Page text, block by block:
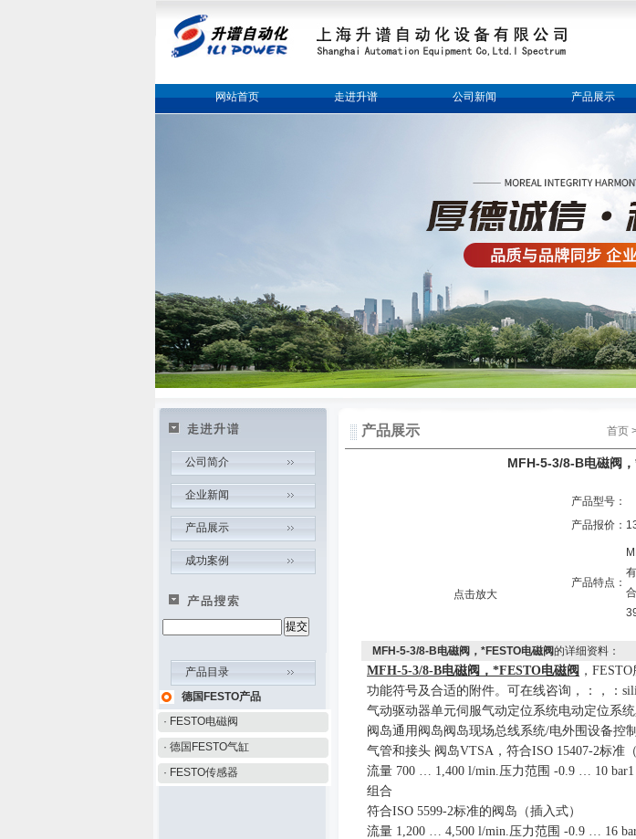
网站首页 走进升谱 公司新闻 产品展示
公司简介
企业新闻
产品展示
成功案例
产品目录
德国FESTO产品
· FESTO电磁阀
· 德国FESTO气缸
· FESTO传感器
产品展示 首页
MFH-5-3/8-B电磁阀
点击放大
产品型号：
产品报价：
产品特点：
MFH-5-3/8-B电磁阀，*FESTO电磁阀的详细资料：
MFH-5-3/8-B电磁阀，*FESTO电磁阀 ， FESTO
功能符号及合适的附件。可在线咨询，
： ， ：
气动驱动器单元伺服气动定位系统电动定位系
阀岛通用阀岛阀岛现场总线系统/电外围设备控
气管和接头 阀岛VTSA ，符合ISO 15407-2标准
流量 700 … 1,400 l/min.压力范围 -0.9 … 10
组合
符合ISO 5599-2标准的阀岛（插入式）
流量 1,200 … 4,500 l/min.压力范围 -0.9 … 16